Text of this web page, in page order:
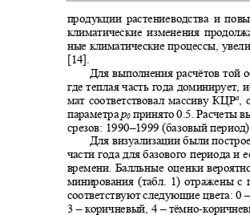
продукции растениеводства и
климатические изменения
ные климатические процессы,
[14].
Для выполнения расчётов той
где теплая часть года доминирует,
мат соответствовал массиву КЦРа,
параметраp0 принято 0.5. Расчеты
срезов: 1990–1999 (базовый период),
Для визуализации были
части года для базового периода
времени. Балльные оценки
минирования (табл. 1) отражены
соответствуют следующие цвета: 0
3 –коричневый, 4–тёмно-